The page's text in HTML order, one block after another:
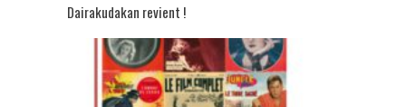
Dairakudakan revient !